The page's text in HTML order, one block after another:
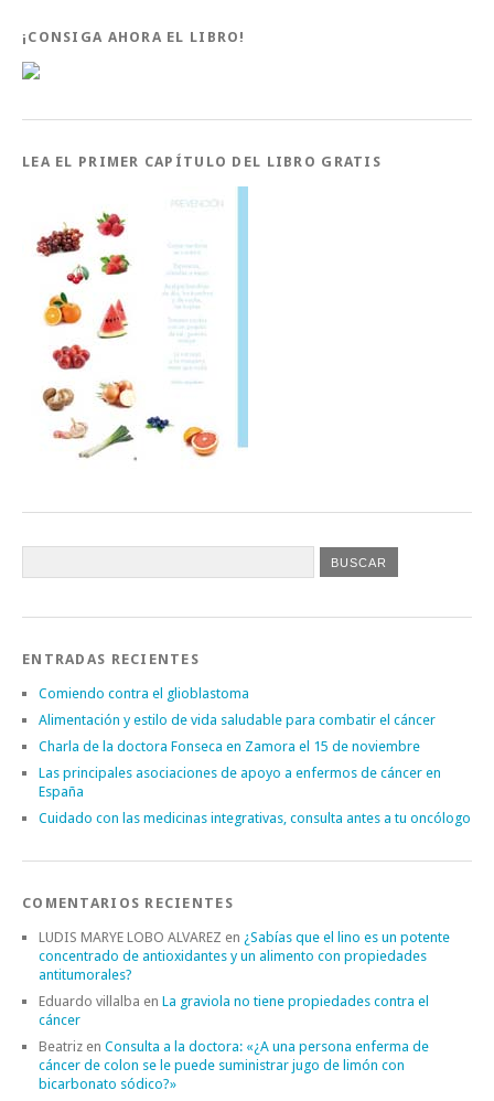
¡CONSIGA AHORA EL LIBRO!
LEA EL PRIMER CAPÍTULO DEL LIBRO GRATIS
ENTRADAS RECIENTES
Comiendo contra el glioblastoma
Alimentación y estilo de vida saludable para combatir el cáncer
Charla de la doctora Fonseca en Zamora el 15 de noviembre
Las principales asociaciones de apoyo a enfermos de cáncer en
España
Cuidado con las medicinas integrativas, consulta antes a tu oncólogo
COMENTARIOS RECIENTES
LUDIS MARYE LOBO ALVAREZ en ¿Sabías que el lino es un potente
concentrado de antioxidantes y un alimento con propiedades
antitumorales?
Eduardo villalba en La graviola no tiene propiedades contra el
cáncer
Beatriz en Consulta a la doctora: «¿A una persona enferma de
cáncer de colon se le puede suministrar jugo de limón con
bicarbonato sódico?»